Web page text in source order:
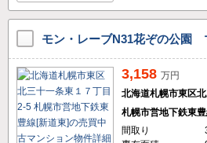
モン・レーブN31花ぞの公園 マ
3,158 万円
北海道札幌市東区
札幌市営地下鉄東
間取り